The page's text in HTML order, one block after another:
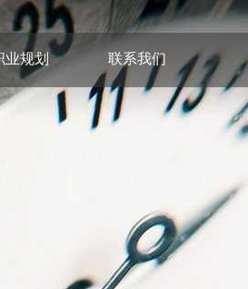
业规划 联系我们